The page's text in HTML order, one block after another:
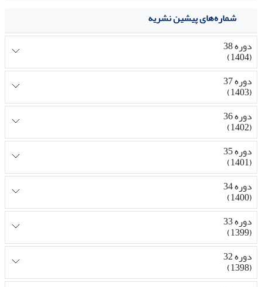
شماره‌های پیشین نشریه
دوره 38
(1404)
دوره 37
(1403)
دوره 36
(1402)
دوره 35
(1401)
دوره 34
(1400)
دوره 33
(1399)
دوره 32
(1398)